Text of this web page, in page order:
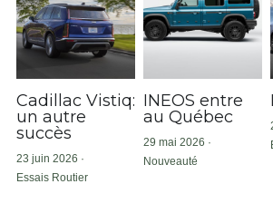
Cadillac Vistiq:
un autre
succès
23 juin 2026 ·
Essais Routier
INEOS entre
au Québec
29 mai 2026 ·
Nouveauté